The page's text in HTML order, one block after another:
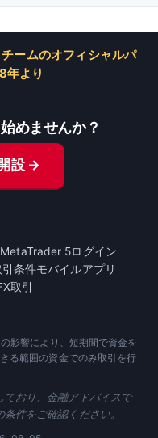
ームのオフィシャルパ
年より
めませんか？
設 →
MetaTrader 5ログイン
引条件モバイルアプリ
取引
影響により、短期間で資金を
る範囲の資金でのみ取引を行
ており、金融アドバイスで
件をご確認ください。